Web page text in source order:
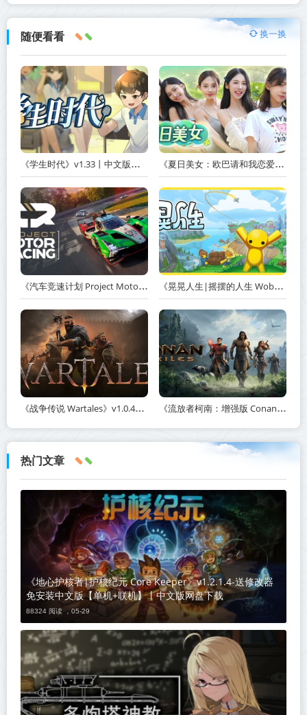
随便看看 换一换
《学生时代》v1.33丨中文版网盘下载 《夏日美女：欧巴请和我恋爱吧！ Summer’s Heartbeat》v20260408-免安装中文版丨中文版网盘下载
《汽车竞速计划 Project Motor Racing》v2.0.0.3-免安装中文版【单机+联机】丨中文版网盘下载 《晃晃人生|摇摆的人生 Wobbly Life》v1.0.0.3丨中文版网盘下载
《战争传说 Wartales》v1.0.46890-全DLC+送修改器免安装中文版【单机+联机】丨中文版网盘下载 《流放者柯南：增强版 Conan Exiles Enhanced》v363009-全DLC+免安装中文版【单机+联机】丨中文版网盘下载
热门文章
《地心护核者|护核纪元 Core Keeper》v1.2.1.4-送修改器
免安装中文版【单机+联机】丨中文版网盘下载
88324 阅读 ，05-29